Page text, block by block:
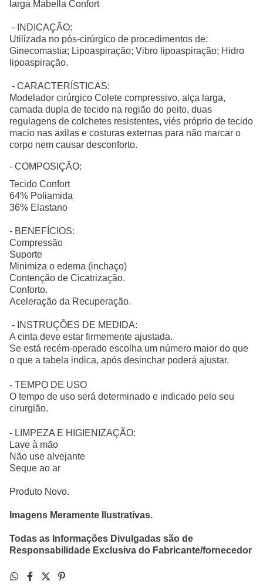
larga Mabella Confort
- INDICAÇÃO:
Utilizada no pós-cirúrgico de procedimentos de:
Ginecomastia; Lipoaspiração; Vibro lipoaspiração; Hidro
lipoaspiração.
- CARACTERÍSTICAS:
Modelador cirúrgico Colete compressivo, alça larga,
camada dupla de tecido na região do peito, duas
regulagens de colchetes resistentes, viés próprio de tecido
macio nas axilas e costuras externas para não marcar o
corpo nem causar desconforto.
- COMPOSIÇÃO:
Tecido Confort
64% Poliamida
36% Elastano
- BENEFÍCIOS:
Compressão
Suporte
Minimiza o edema (inchaço)
Contenção de Cicatrização.
Conforto.
Aceleração da Recuperação.
- INSTRUÇÕES DE MEDIDA:
A cinta deve estar firmemente ajustada.
Se está recém-operado escolha um número maior do que
o que a tabela indica, após desinchar poderá ajustar.
- TEMPO DE USO
O tempo de uso será determinado e indicado pelo seu
cirurgião.
- LIMPEZA E HIGIENIZAÇÃO:
Lave à mão
Não use alvejante
Seque ao ar
Produto Novo.
Imagens Meramente Ilustrativas.
Todas as Informações Divulgadas são de
Responsabilidade Exclusiva do Fabricante/fornecedor